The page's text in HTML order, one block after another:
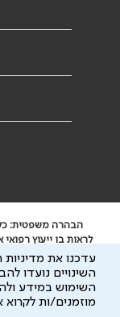
הבהרה משפטית: כל
לראות בו ייעוץ
ידוע לי שהר"י אוספת
עשוי להיות מועבר
עדכנו את
השינויים נועדו
השימוש במידע
מוזמנים/ות לקרוא